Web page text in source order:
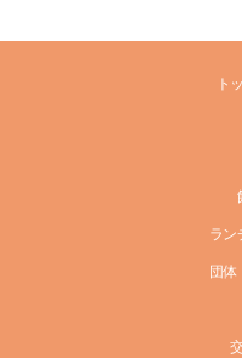
ト
ラン
団体